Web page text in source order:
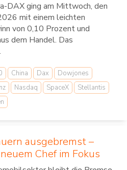
DAX ging am Mittwoch, den
mit einem leichten
von 0,10 Prozent und
dem Handel. Das
China Dax
Dowjones
Nasdaq SpaceX
Stellantis
ausgebremst –
Chef im Fokus